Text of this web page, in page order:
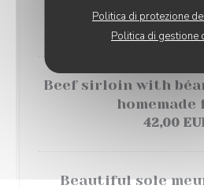
Politica di protezione
Politica di gestione
emulsion &
Beef sirloin with
homemade
42,00
Beautiful sole